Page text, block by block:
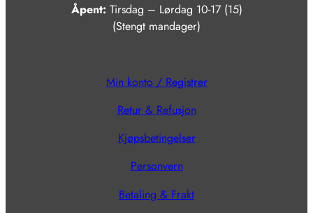
Åpent: Tirsdag – Lørdag 10-17 (15)
(Stengt mandager)
Min konto / Registrer
Retur & Refusjon
Kjøpsbetingelser
Personvern
Betaling & Frakt